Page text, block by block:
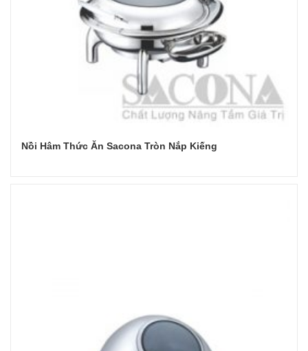
Nồi Hâm Thức Ăn Sacona Tròn Nắp Kiếng